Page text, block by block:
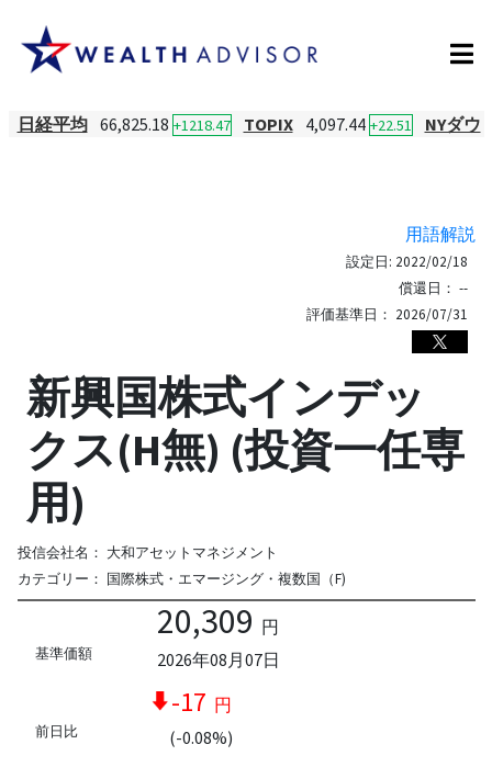
日経平均 66,825.18 +1218.47 TOPIX 4,097.44 +22.51 NYダウ
用語解説
設定日: 2022/02/18
償還日： --
評価基準日： 2026/07/31
新興国株式インデッ
クス(H無) (投資一任専
用)
投信会社名： 大和アセットマネジメント
カテゴリー： 国際株式・エマージング・複数国（F)
基準価額
20,309 円
2026年08月07日
前日比
-17 円
(-0.08%)